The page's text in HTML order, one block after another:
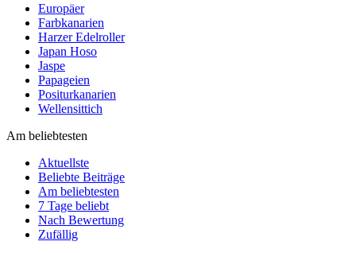
Europäer
Farbkanarien
Harzer Edelroller
Japan Hoso
Jaspe
Papageien
Positurkanarien
Wellensittich
Am beliebtesten
Aktuellste
Beliebte Beiträge
Am beliebtesten
7 Tage beliebt
Nach Bewertung
Zufällig